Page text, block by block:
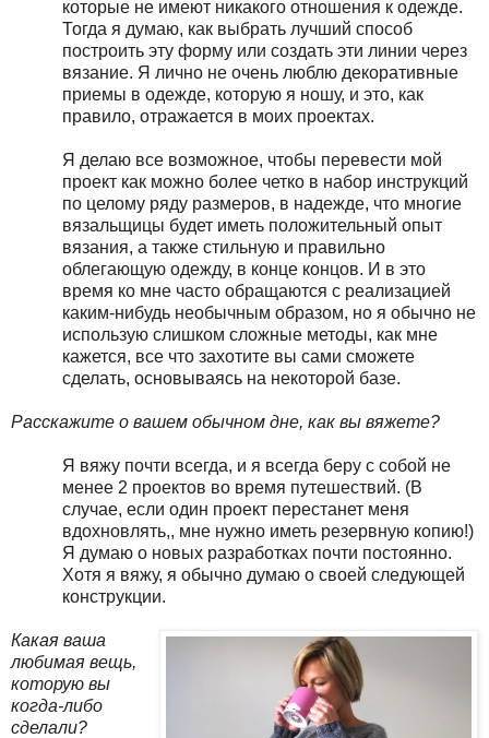
которые не имеют никакого отношения к одежде.
Тогда я думаю, как выбрать лучший способ
построить эту форму или создать эти линии через
вязание. Я лично не очень люблю декоративные
приемы в одежде, которую я ношу, и это, как
правило, отражается в моих проектах.
Я делаю все возможное, чтобы перевести мой
проект как можно более четко в набор инструкций
по целому ряду размеров, в надежде, что многие
вязальщицы будет иметь положительный опыт
вязания, а также стильную и правильно
облегающую одежду, в конце концов. И в это
время ко мне часто обращаются с реализацией
каким-нибудь необычным образом, но я обычно не
использую слишком сложные методы, как мне
кажется, все что захотите вы сами сможете
сделать, основываясь на некоторой базе.
Расскажите о вашем обычном дне, как вы вяжете?
Я вяжу почти всегда, и я всегда беру с собой не
менее 2 проектов во время путешествий. (В
случае, если один проект перестанет меня
вдохновлять,, мне нужно иметь резервную копию!)
Я думаю о новых разработках почти постоянно.
Хотя я вяжу, я обычно думаю о своей следующей
конструкции.
Какая ваша
любимая вещь,
которую вы
когда-либо
сделали?